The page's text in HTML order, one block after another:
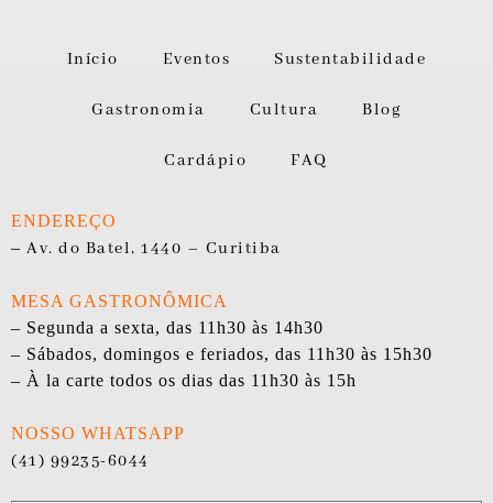
Início Eventos Sustentabilidade
Gastronomia Cultura Blog
Cardápio FAQ
ENDEREÇO
– Av. do Batel, 1440 – Curitiba
MESA GASTRONÔMICA
– Segunda a sexta, das 11h30 às 14h30
– Sábados, domingos e feriados, das 11h30 às 15h30
– À la carte todos os dias das 11h30 às 15h
NOSSO WHATSAPP
(41) 99235-6044